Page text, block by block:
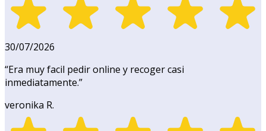
30/07/2026
“Era muy facil pedir online y recoger casi
inmediatamente.”
veronika R.